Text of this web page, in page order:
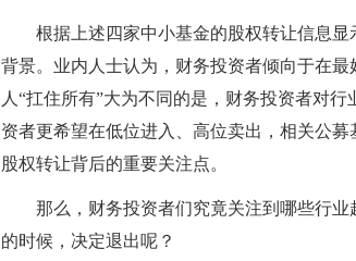
根据上述四家中小基金的股权转让信息
背景。业内人士认为，财务投资者倾向于在
人“扛住所有”大为不同的是，财务投资者对
资者更希望在低位进入、高位卖出，相关公
股权转让背后的重要关注点。
那么，财务投资者们究竟关注到哪些行
的时候，决定退出呢？